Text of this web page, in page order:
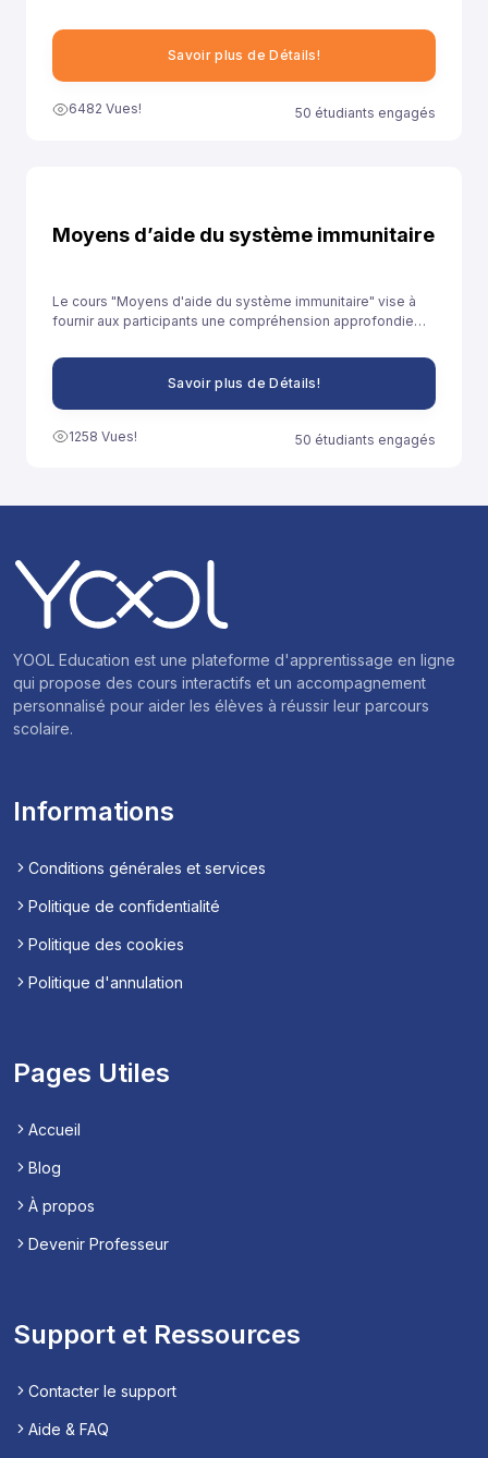
باكالوريا آداب على الاستعداد الجيد لخوض غمار الامتحانات الوطنية
Savoir plus de Détails!
6482 Vues! 50 étudiants engagés
Moyens d’aide du système immunitaire
Le cours "Moyens d'aide du système immunitaire" vise à
fournir aux participants une compréhension approfondie
pour renforcer le système immunitaire et promouvoir la
Savoir plus de Détails!
1258 Vues! 50 étudiants engagés
YOOL Education est une plateforme d'apprentissage en ligne
qui propose des cours interactifs et un accompagnement
personnalisé pour aider les élèves à réussir leur parcours
scolaire.
Informations
Conditions générales et services
Politique de confidentialité
Politique des cookies
Politique d'annulation
Pages Utiles
Accueil
Blog
À propos
Devenir Professeur
Support et Ressources
Contacter le support
Aide & FAQ